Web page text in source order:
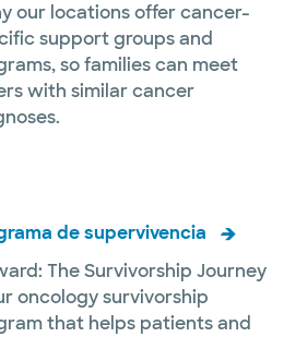
our locations offer cancer-
support groups and
so families can meet
with similar cancer
de supervivencia
The Survivorship Journey
oncology survivorship
that helps patients and